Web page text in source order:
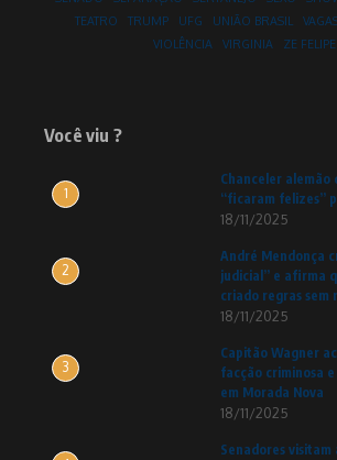
TEATRO
TRUMP UFG UNIÃO BRASIL
VIOLÊNCIA
VIRGINIA ZE FELIPE
Você viu ?
1
Chanceler alemão
“ficaram felizes”
18/11/2025
2
André Mendonça
judicial” e afirma
criado regras sem
18/11/2025
3
Capitão Wagner
facção criminosa
em Morada Nova
18/11/2025
Senadores visitam